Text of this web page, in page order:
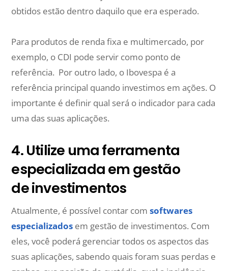
obtidos estão dentro daquilo que era esperado.
Para produtos de renda fixa e multimercado, por
exemplo, o CDI pode servir como ponto de
referência. Por outro lado, o Ibovespa é a
referência principal quando investimos em ações. O
importante é definir qual será o indicador para cada
uma das suas aplicações.
4. Utilize uma ferramenta
especializada em gestão
de investimentos
Atualmente, é possível contar comsoftwares
especializados em gestão de investimentos. Com
eles, você poderá gerenciar todos os aspectos das
suas aplicações, sabendo quais foram suas perdas e